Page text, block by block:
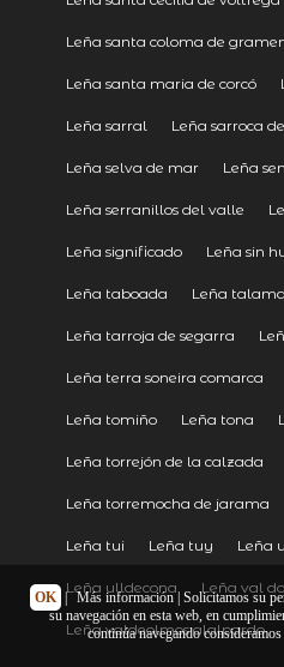
Leña santa coloma de
Leña santa maria de corcó
Leña sarral Leña sarroca
Leña selva de mar Leña
Leña serranillos del valle
Leña significado Leña sin
Leña taboada Leña
Leña tarroja de segarra
Leña terra soneira comarca
Leña tomiño Leña tona
Leña torrejón de la calzada
Leña torremocha de jarama
Leña tui Leña tuy Leña
Leña ulldecona Leña val
Leña valdeolmos alalpardo
OK | Más información| Solicitamos su
su navegación en esta web, en
continúa navegando